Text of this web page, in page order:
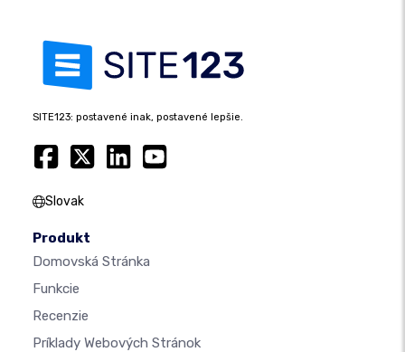
SITE123: postavené inak, postavené lepšie.
Slovak
Produkt
Domovská Stránka
Funkcie
Recenzie
Príklady Webových Stránok